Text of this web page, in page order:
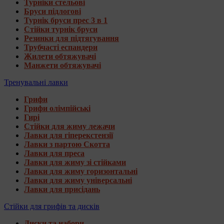
Турніки стельові
Бруси підлогові
Турнік бруси прес 3 в 1
Стійки турнік бруси
Резинки для підтягування
Трубчасті еспандери
Жилети обтяжувачі
Манжети обтяжувачі
Тренувальні лавки
Грифи
Грифи олімпійські
Гирі
Стійки для жиму лежачи
Лавки для гіперекстензії
Лавки з партою Скотта
Лавки для преса
Лавки для жиму зі стійками
Лавки для жиму горизонтальні
Лавки для жиму універсальні
Лавки для присідань
Стійки для грифів та дисків